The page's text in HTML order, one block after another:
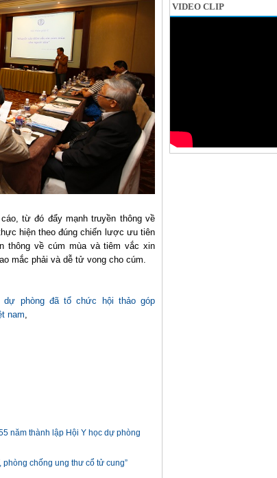
từ đó đẩy mạnh truyền thông về
hiện theo đúng chiến lược ưu tiên
thông về cúm mùa và tiêm vắc xin
mắc phải và dễ tử vong cho cúm.
dự phòng đã tổ chức hội thảo góp
nam,
năm thành lập Hội Y học dự phòng
chống ung thư cổ tử cung”
VIDEO CLIP